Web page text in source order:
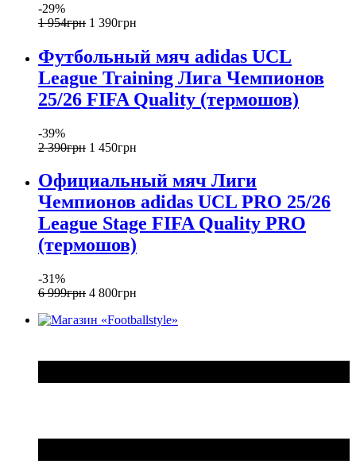
-29%
1 954грн 1 390грн
Футбольный мяч adidas UCL
League Training Лига Чемпионов
25/26 FIFA Quality (термошов)
-39%
2 390грн 1 450грн
Официальный мяч Лиги
Чемпионов adidas UCL PRO 25/26
League Stage FIFA Quality PRO
(термошов)
-31%
6 999грн 4 800грн